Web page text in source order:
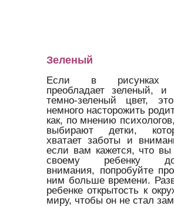
Зеленый
Если в рисунках
преобладает зеленый, и
темно-зеленый цвет,
немного насторожить
как, по мнению
выбирают детки,
хватает заботы и
если вам кажется, что вы
своему ребенку
внимания, попробуйте
ним больше времени.
ребенке открытость к
миру, чтобы он не стал